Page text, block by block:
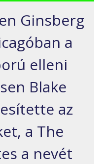
Ginsberg
a
elleni
Blake
az
a The
a nevét